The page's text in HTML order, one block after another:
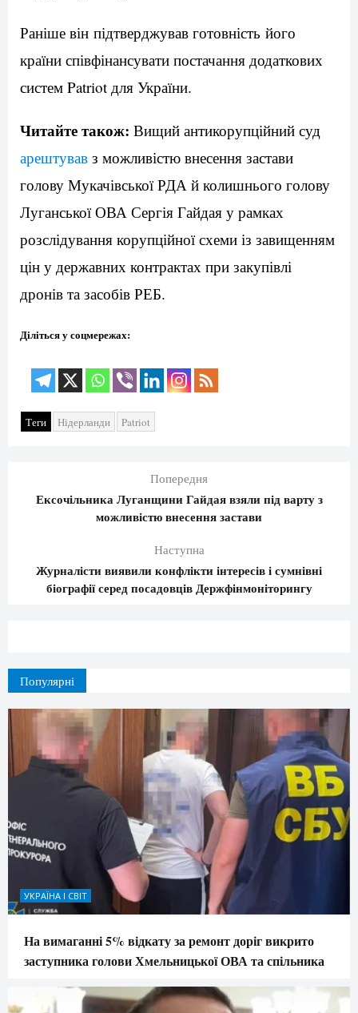
Раніше він підтверджував готовність його
країни співфінансувати постачання додаткових
систем Patriot для України.
Читайте також: Вищий антикорупційний суд
арештував з можливістю внесення застави
голову Мукачівської РДА й колишнього голову
Луганської ОВА Сергія Гайдая у рамках
розслідування корупційної схеми із завищенням
цін у державних контрактах при закупівлі
дронів та засобів РЕБ.
Діліться у соцмережах:
Теги Нідерланди Patriot
Попередня
Ексочільника Луганщини Гайдая взяли під варту з
можливістю внесення застави
Наступна
Журналісти виявили конфлікти інтересів і сумнівні
біографії серед посадовців Держфінмоніторингу
Популярні
УКРАЇНА І СВІТ
На вимаганні 5% відкату за ремонт доріг викрито
заступника голови Хмельницької ОВА та спільника